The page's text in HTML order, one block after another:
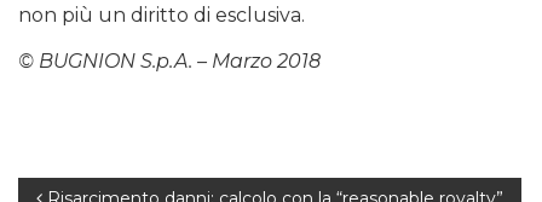
non più un diritto di esclusiva.
© BUGNION S.p.A. – Marzo 2018